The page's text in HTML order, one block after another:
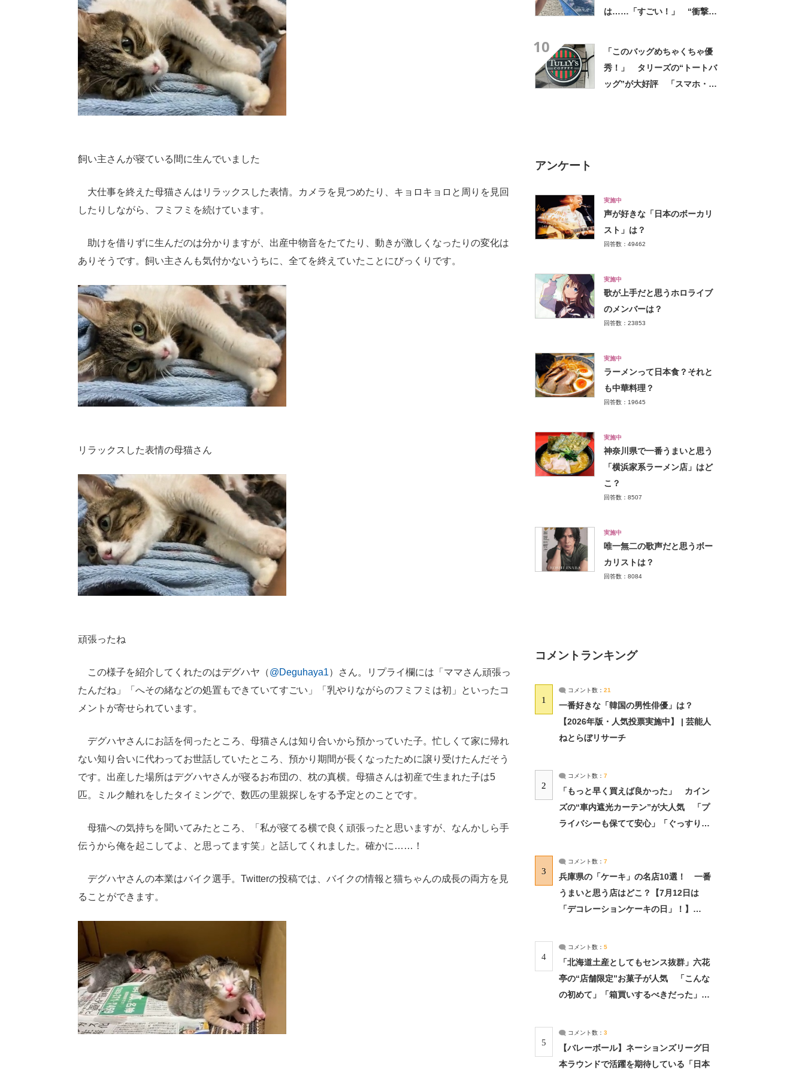
飼い主さんが寝ている間に生んでいました
大仕事を終えた母猫さんはリラックスした表情。カメラを見つめたり、キョロキョロと周りを見回
したりしながら、フミフミを続けています。
助けを借りずに生んだのは分かりますが、出産中物音をたてたり、動きが激しくなったりの変化は
ありそうです。飼い主さんも気付かないうちに、全てを終えていたことにびっくりです。
リラックスした表情の母猫さん
頑張ったね
この様子を紹介してくれたのはデグハヤ（@Deguhaya1）さん。リプライ欄には「ママさん頑張っ
たんだね」「へその緒などの処置もできていてすごい」「乳やりながらのフミフミは初」といったコ
メントが寄せられています。
デグハヤさんにお話を伺ったところ、母猫さんは知り合いから預かっていた子。忙しくて家に帰れ
ない知り合いに代わってお世話していたところ、預かり期間が長くなったために譲り受けたんだそう
です。出産した場所はデグハヤさんが寝るお布団の、枕の真横。母猫さんは初産で生まれた子は5
匹。ミルク離れをしたタイミングで、数匹の里親探しをする予定とのことです。
母猫への気持ちを聞いてみたところ、「私が寝てる横で良く頑張ったと思いますが、なんかしら手
伝うから俺を起こしてよ、と思ってます笑」と話してくれました。確かに……！
デグハヤさんの本業はバイク選手。Twitterの投稿では、バイクの情報と猫ちゃんの成長の両方を見
ることができます。
は……「すごい！」 “衝撃の
10
「このバッグめちゃくちゃ優
秀！」 タリーズの“トートバ
ッグ”が大好評 「スマホ・財
アンケート
実施中
声が好きな「日本のボーカリ
スト」は？
回答数：49462
実施中
歌が上手だと思うホロライブ
のメンバーは？
回答数：23853
実施中
ラーメンって日本食？それと
も中華料理？
回答数：19645
実施中
神奈川県で一番うまいと思う
「横浜家系ラーメン店」はど
こ？
回答数：8507
実施中
唯一無二の歌声だと思うボー
カリストは？
回答数：8084
コメントランキング
1
コメント数： 21
一番好きな「韓国の男性俳優」は？
【2026年版・人気投票実施中】 | 芸能人
ねとらぼリサーチ
2
コメント数： 7
「もっと早く買えば良かった」 カイン
ズの“車内遮光カーテン”が大人気 「プ
ライバシーも保てて安心」「ぐっすり眠
3
コメント数： 7
兵庫県の「ケーキ」の名店10選！ 一番
うまいと思う店はどこ？【7月12日は
「デコレーションケーキの日」！】
4
コメント数： 5
「北海道土産としてもセンス抜群」六花
亭の“店舗限定”お菓子が人気 「こんな
の初めて」「箱買いするべきだった」
5
コメント数： 3
【バレーボール】ネーションズリーグ日
本ラウンドで活躍を期待している「日本